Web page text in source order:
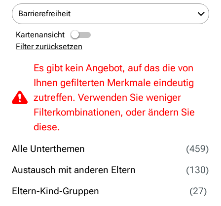
Alle Unterthemen
(459)
Austausch mit anderen Eltern
(130)
Eltern-Kind-Gruppen
(27)
Barrierefreiheit
Kartenansicht
Filter zurücksetzen
Es gibt kein Angebot, auf das die von
Ihnen gefilterten Merkmale eindeutig
zutreffen. Verwenden Sie weniger
Filterkombinationen, oder ändern Sie
diese.